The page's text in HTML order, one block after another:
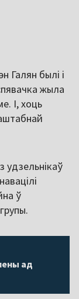
Галян былі і
жыла
І, хоць
удзельнікаў
ў
ад